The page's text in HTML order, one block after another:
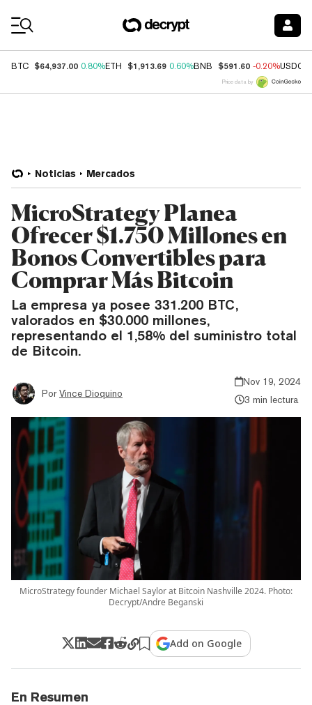
BTC $64,937.00 0.80%ETH $1,913.69 0.60%BNB $591.60 -0.20%USDC
Price data by
Noticias Mercados
MicroStrategy Planea
Ofrecer $1.750 Millones en
Bonos Convertibles para
Comprar Más Bitcoin
La empresa ya posee 331.200 BTC,
valorados en $30.000 millones,
representando el 1,58% del suministro total
de Bitcoin.
Por Vince Dioquino
Nov 19, 2024
3 min lectura
MicroStrategy founder Michael Saylor at Bitcoin Nashville 2024. Photo:
Decrypt/Andre Beganski
Add on Google
En Resumen